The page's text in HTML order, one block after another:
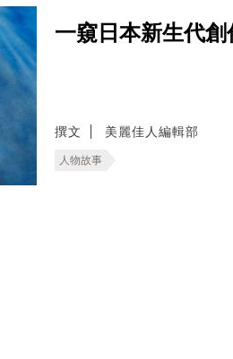
一窺日本新生代
撰文 美麗佳人編輯部
人物故事